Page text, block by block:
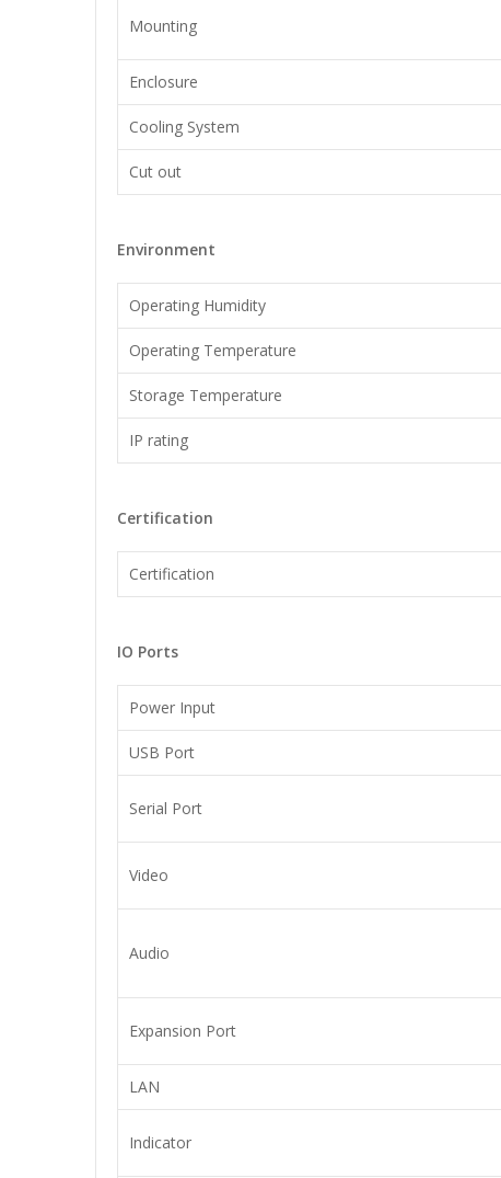
Mounting
Enclosure
Cooling System
Cut out
Environment
Operating Humidity
Operating Temperature
Storage Temperature
IP rating
Certification
Certification
IO Ports
Power Input
USB Port
Serial Port
Video
Audio
Expansion Port
LAN
Indicator